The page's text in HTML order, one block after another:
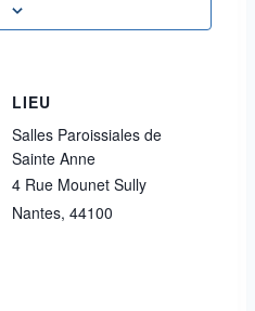
LIEU
Salles Paroissiales de
Sainte Anne
4 Rue Mounet Sully
Nantes, 44100